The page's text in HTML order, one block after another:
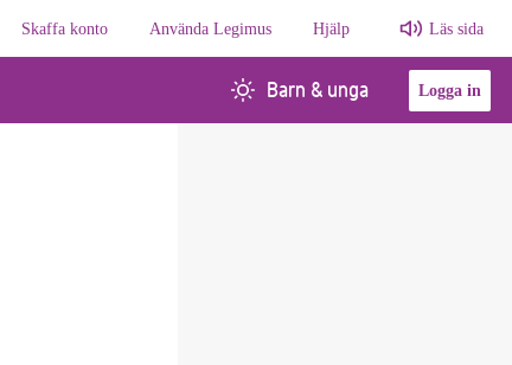
Skaffa konto Använda Legimus Hjälp Läs sida
Barn & unga Logga in